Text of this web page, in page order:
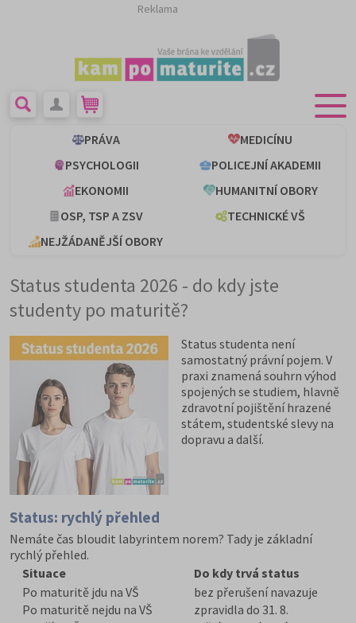
Reklama
PRÁVA
MEDICÍNU
PSYCHOLOGII
POLICEJNÍ AKADEMII
EKONOMII
HUMANITNÍ OBORY
OSP, TSP A ZSV
TECHNICKÉ VŠ
NEJŽÁDANĚJŠÍ OBORY
Status studenta 2026 - do kdy jste
studenty po maturitě?
Status studenta není
samostatný právní pojem. V
praxi znamená souhrn výhod
spojených se studiem, hlavně
zdravotní pojištění hrazené
státem, studentské slevy na
dopravu a další.
Status: rychlý přehled
Nemáte čas bloudit labyrintem norem? Tady je základní
rychlý přehled.
Situace
Do kdy trvá status
Po maturitě jdu na VŠ
bez přerušení navazuje
Po maturitě nejdu na VŠ
zpravidla do 31. 8.